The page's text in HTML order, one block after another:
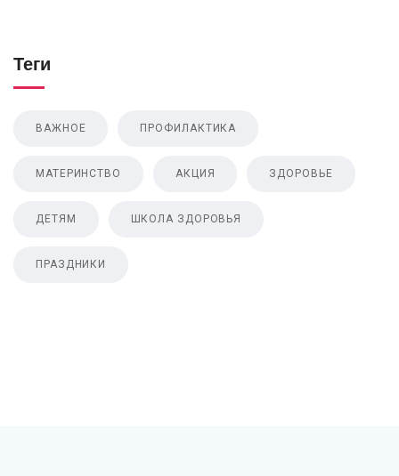
Теги
ВАЖНОЕ ПРОФИЛАКТИКА
МАТЕРИНСТВО АКЦИЯ ЗДОРОВЬЕ
ДЕТЯМ ШКОЛА ЗДОРОВЬЯ
ПРАЗДНИКИ